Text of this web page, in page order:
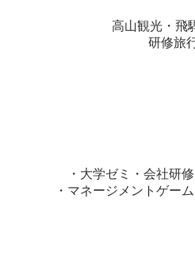
高山観光・飛
研修旅
・大学ゼミ・会社研
・マネージメントゲー